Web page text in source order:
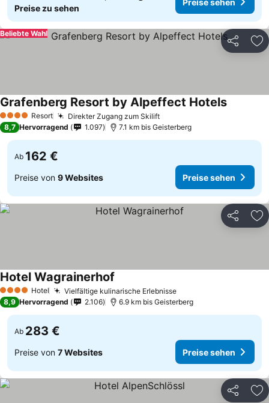
Preise zu sehen
Teilen
Beliebte Wahl
4 Sterne Resort Direkter Zugang zum Skilift
Grafenberg Resort by Alpeffect Hotels
8,7 Hervorragend 1.097 7.1 km bis Geisterberg
Ab 162 €
Preise von 9 Websites Preise sehen
Teilen
4 Sterne Hotel Vielfältige kulinarische Erlebnisse
Hotel Wagrainerhof
8,9 Hervorragend 2.106 6.9 km bis Geisterberg
Ab 283 €
Preise von 7 Websites Preise sehen
Teilen